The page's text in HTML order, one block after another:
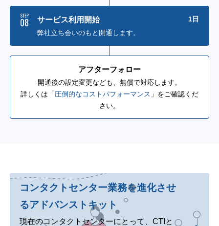
STEP
08 サービス利用開始
弊社立ち会いのもと開通します。
1日
アフターフォロー
開通後の設定変更なども、無償で対応します。
詳しくは「圧倒的なコストパフォーマンス 」をご確認くだ
さい。
コンタクトセンター業務を進化させ
るアドバンストキット
現在のコンタクトセンターにとって、CTIと